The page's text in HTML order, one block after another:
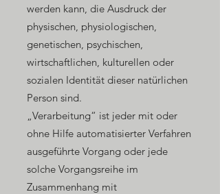
werden kann, die Ausdruck der
physischen, physiologischen,
genetischen, psychischen,
wirtschaftlichen, kulturellen oder
sozialen Identität dieser natürlichen
Person sind.
„Verarbeitung“ ist jeder mit oder
ohne Hilfe automatisierter Verfahren
ausgeführte Vorgang oder jede
solche Vorgangsreihe im
Zusammenhang mit